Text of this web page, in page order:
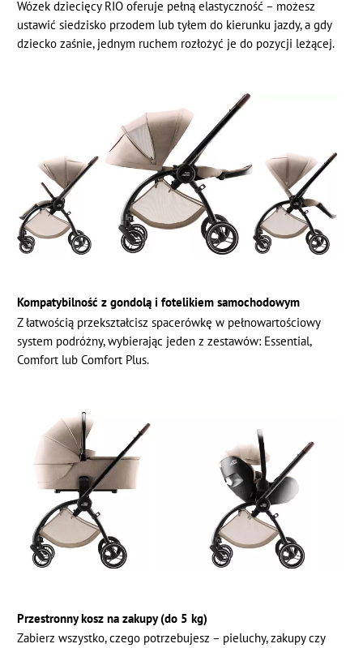
Wózek dziecięcy RIO oferuje pełną elastyczność – możesz
ustawić siedzisko przodem lub tyłem do kierunku jazdy, a gdy
dziecko zaśnie, jednym ruchem rozłożyć je do pozycji leżącej.
Kompatybilność z gondolą i fotelikiem samochodowym
Z łatwością przekształcisz spacerówkę w pełnowartościowy
system podróżny, wybierając jeden z zestawów: Essential,
Comfort lub Comfort Plus.
Przestronny kosz na zakupy (do 5 kg)
Zabierz wszystko, czego potrzebujesz – pieluchy, zakupy czy